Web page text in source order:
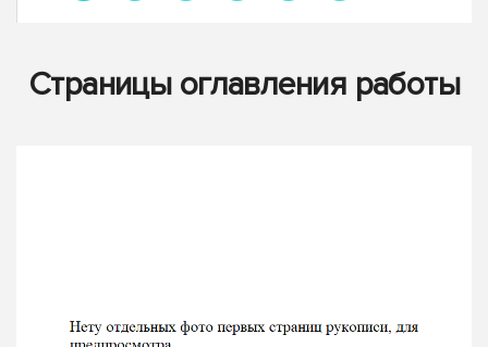
Страницы оглавления работы